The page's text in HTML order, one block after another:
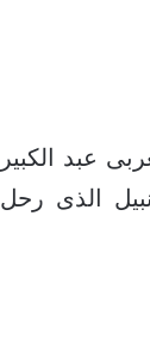
عبد الكبير
الذى رحل